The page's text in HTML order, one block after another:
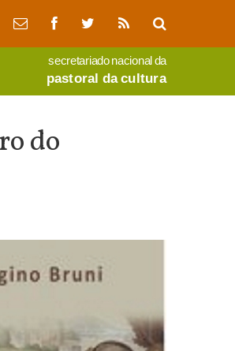
secretariado nacional da
pastoral da cultura
do